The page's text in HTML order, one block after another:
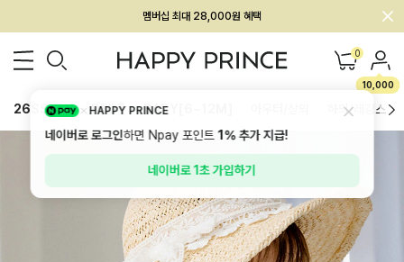
회원전용 아울렛, 가입하면 ~60% 할인!
멤버십 최대 28,000원 혜택 0
10,000
26SS 신상 BEST BABY[6~12M] 하의/레깅스
HAPPY PRINCE
네이버로 로그인하면 Npay 포인트1%추가 지급!
네이버로 1초 가입하기